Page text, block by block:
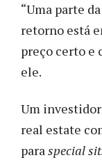
“Uma parte
retorno está
preço certo e
ele.
Um investidor
real estate
paraspecial